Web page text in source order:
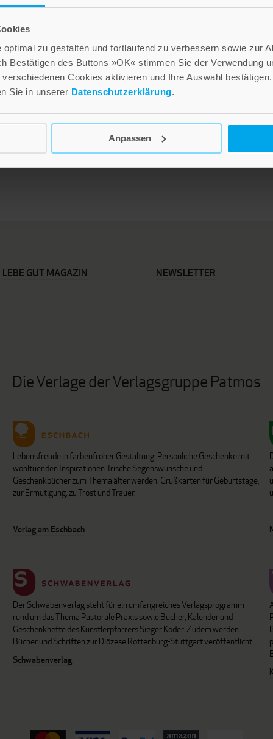
optimal zu gestalten und fortlaufend zu verbessern sowie zur
Bestätigen des Buttons »OK« stimmen Sie der Verwendung
Cookies aktivieren und Ihre Auswahl bestätigen.
Sie in unserer Datenschutzerklärung.
Anpassen
»Selbst-Werdung«
lernen in Gruppe und
Institution
38,00 €
Versandkosten
GOTT.MACHT.ÖFFENTLI
CH
Inkl. 7% MwSt.,exkl.Versandkosten
LEBE GUT MAGAZIN NEWSLETTER
Die Verlage der Verlagsgruppe Patmos
Lebensfreude in farbenfroher Gestaltung: Persönliche Geschenke mit
wohltuenden Inspirationen. Irische Segenswünsche und
Geschenkbücher zum Thema älter werden. Grußkarten für Geburtstage,
zur Ermutigung, zu Trost und Trauer.
Verlag am Eschbach
Der Schwabenverlag steht für ein umfangreiches Verlagsprogramm
rund um das Thema Pastorale Praxis sowie Bücher, Kalender und
Geschenkhefte des Künstlerpfarrers Sieger Köder. Zudem werden
Bücher und Schriften zur Diözese Rottenburg-Stuttgart veröffentlicht.
Schwabenverlag